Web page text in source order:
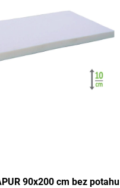
90x200 cm bez potahu